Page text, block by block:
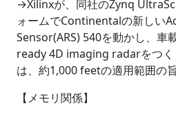
→Xilinxが、同社のZynq
ォームでContinentalの新しい
Sensor(ARS) 540を動かし、
ready 4D imaging radarをつく
は、約1,000 feetの適用範囲の旨
【メモリ関係】